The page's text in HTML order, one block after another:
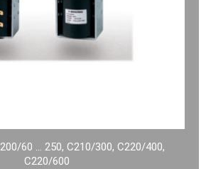
60 … 250, C210/300, C220/400,
C220/600